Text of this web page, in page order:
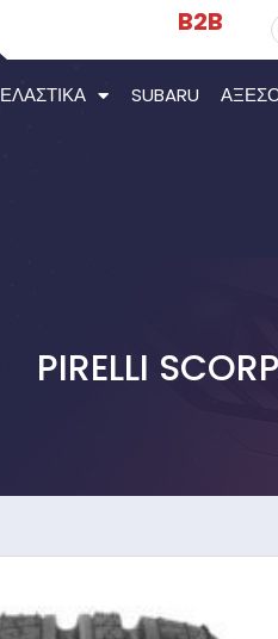
B2B
ΕΛΑΣΤΙΚΆ SUBARU
PIRELLI